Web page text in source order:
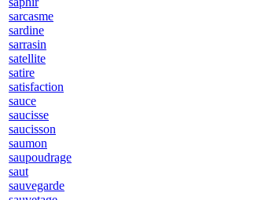
sarcasme
sardine
sarrasin
satellite
satire
satisfaction
sauce
saucisse
saucisson
saumon
saupoudrage
saut
sauvegarde